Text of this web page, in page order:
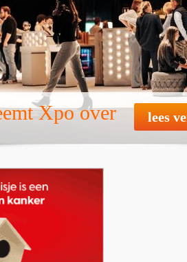
Xpo over lees